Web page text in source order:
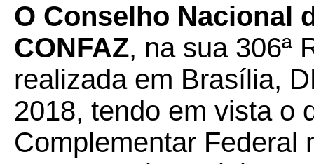
O Conselho Nacional
CONFAZ, na sua 306ª
realizada em Brasília,
2018, tendo em vista o
Complementar Federal